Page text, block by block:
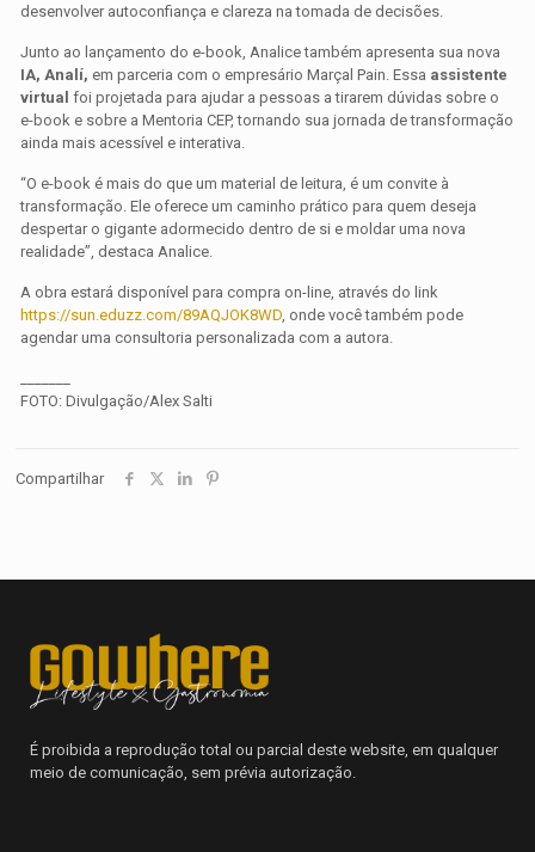
desenvolver autoconfiança e clareza na tomada de decisões.
Junto ao lançamento do e-book, Analice também apresenta sua nova
IA, Analí, em parceria com o empresário Marçal Pain. Essa assistente
virtual foi projetada para ajudar a pessoas a tirarem dúvidas sobre o
e-book e sobre a Mentoria CEP, tornando sua jornada de transformação
ainda mais acessível e interativa.
“O e-book é mais do que um material de leitura, é um convite à
transformação. Ele oferece um caminho prático para quem deseja
despertar o gigante adormecido dentro de si e moldar uma nova
realidade”, destaca Analice.
A obra estará disponível para compra on-line, através do link
https://sun.eduzz.com/89AQJOK8WD, onde você também pode
agendar uma consultoria personalizada com a autora.
FOTO: Divulgação/Alex Salti
Compartilhar
É proibida a reprodução total ou parcial deste website, em qualquer
meio de comunicação, sem prévia autorização.